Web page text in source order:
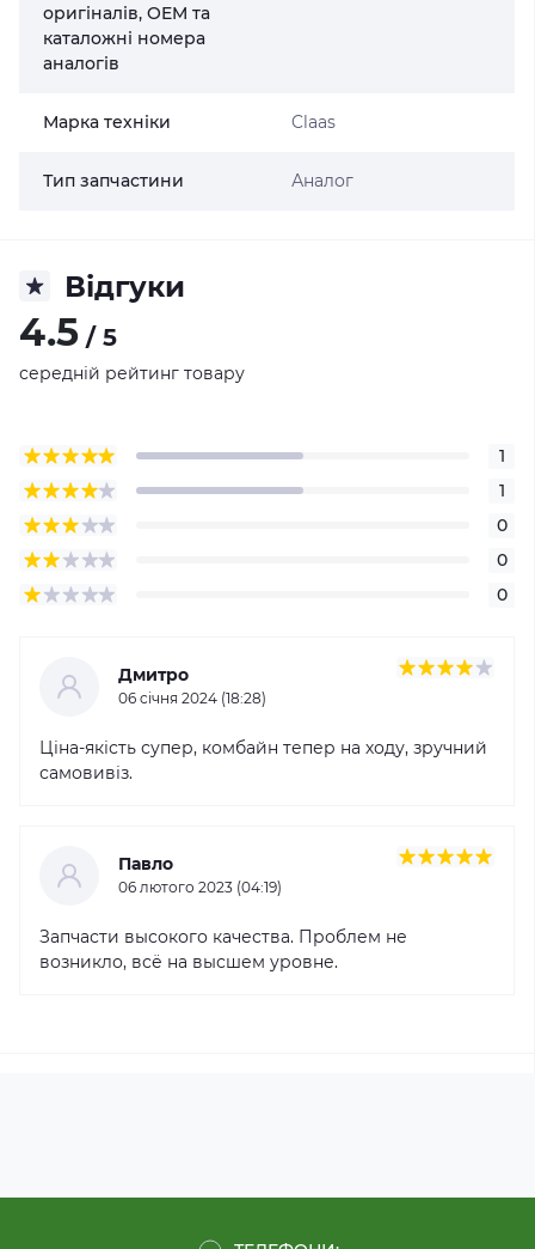
оригіналів, OEM та
каталожні номера
аналогів
Марка техніки Claas
Тип запчастини Аналог
Відгуки
4.5 / 5
середній рейтинг товару
1
1
0
0
0
Дмитро
06 cічня 2024 (18:28)
Ціна-якість супер, комбайн тепер на ходу, зручний
самовивіз.
Павло
06 лютого 2023 (04:19)
Запчасти высокого качества. Проблем не
возникло, всё на высшем уровне.